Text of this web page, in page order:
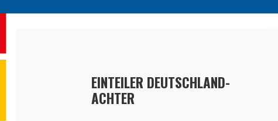
EINTEILER DEUTSCHLAND-
ACHTER